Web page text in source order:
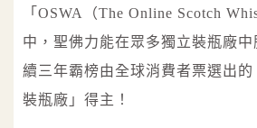
「OSWA（The Online Scotch
中，聖佛力能在眾多獨立裝瓶廠
續三年霸榜由全球消費者票選出
裝瓶廠」得主！